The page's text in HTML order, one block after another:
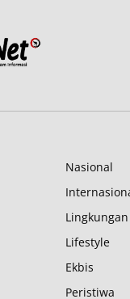
Nasional
Lingkungan
Lifestyle
Ekbis
Peristiwa